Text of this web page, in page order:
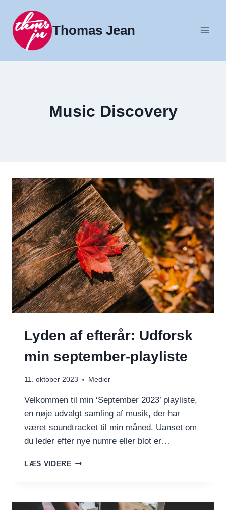
indhold
Thomas Jean
Music Discovery
Lyden af efterår: Udforsk
min september-playliste
11. oktober 2023 Medier
Velkommen til min ‘September 2023’ playliste,
en nøje udvalgt samling af musik, der har
været soundtracket til min måned. Uanset om
du leder efter nye numre eller blot er…
LÆS VIDERELYDEN
MIN